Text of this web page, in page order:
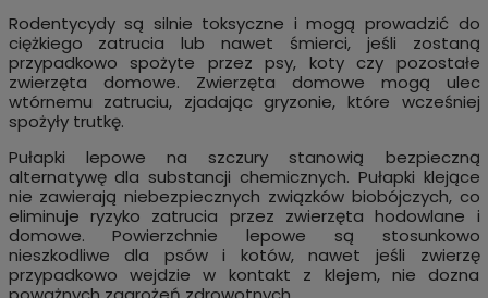
Rodentycydy są silnie toksyczne i mogą prowadzić do
ciężkiego zatrucia lub nawet śmierci, jeśli zostaną
przypadkowo spożyte przez psy, koty czy pozostałe
zwierzęta domowe. Zwierzęta domowe mogą ulec
wtórnemu zatruciu, zjadając gryzonie, które wcześniej
spożyły trutkę.
Pułapki lepowe na szczury stanowią bezpieczną
alternatywę dla substancji chemicznych. Pułapki klejące
nie zawierają niebezpiecznych związków biobójczych, co
eliminuje ryzyko zatrucia przez zwierzęta hodowlane i
domowe. Powierzchnie lepowe są stosunkowo
nieszkodliwe dla psów i kotów, nawet jeśli zwierzę
przypadkowo wejdzie w kontakt z klejem, nie dozna